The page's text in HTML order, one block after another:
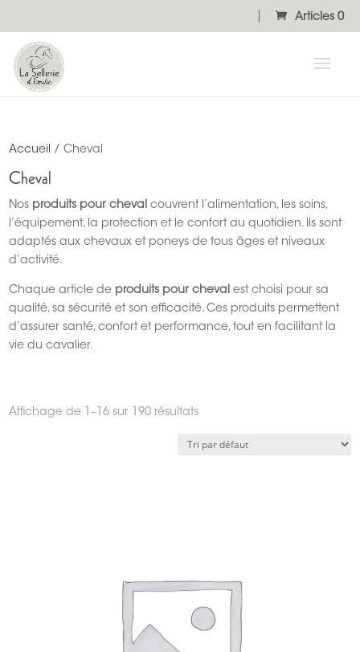
Articles 0
Accueil / Cheval
Cheval
Nos produits pour cheval couvrent l’alimentation, les soins,
l’équipement, la protection et le confort au quotidien. Ils sont
adaptés aux chevaux et poneys de tous âges et niveaux
d’activité.
Chaque article de produits pour cheval est choisi pour sa
qualité, sa sécurité et son efficacité. Ces produits permettent
d’assurer santé, confort et performance, tout en facilitant la
vie du cavalier.
Affichage de 1–16 sur 190 résultats